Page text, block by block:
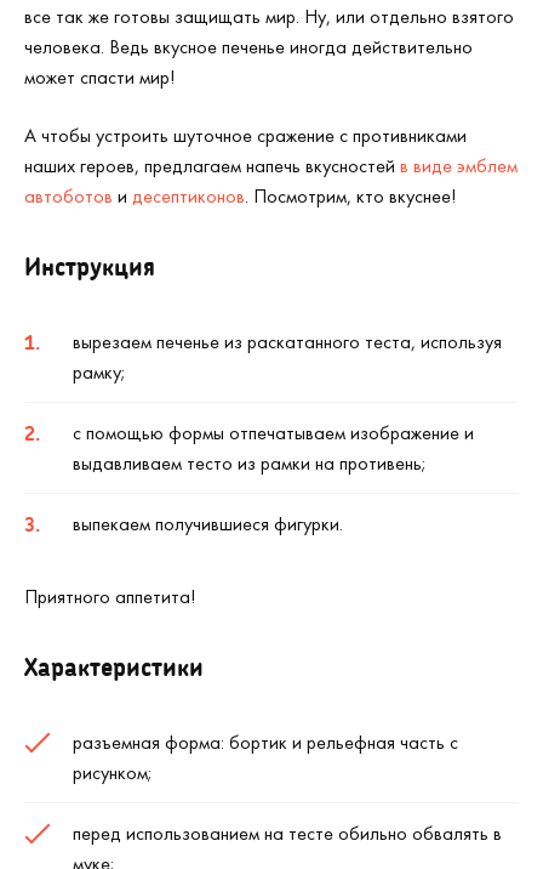
все так же готовы защищать мир. Ну, или отдельно взятого
человека. Ведь вкусное печенье иногда действительно
может спасти мир!
А чтобы устроить шуточное сражение с противниками
наших героев, предлагаем напечь вкусностей в виде эмблем
автоботов и десептиконов. Посмотрим, кто вкуснее!
Инструкция
вырезаем печенье из раскатанного теста, используя
рамку;
с помощью формы отпечатываем изображение и
выдавливаем тесто из рамки на противень;
выпекаем получившиеся фигурки.
Приятного аппетита!
Характеристики
разъемная форма: бортик и рельефная часть с
рисунком;
перед использованием на тесте обильно обвалять в
муке;